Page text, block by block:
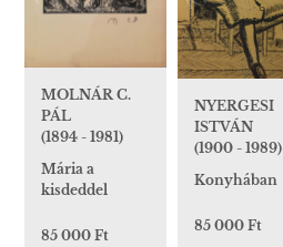
MOLNÁR C.
PÁL
(1894 - 1981)
Mária a
kisdeddel
85 000 Ft
NYERGESI
ISTVÁN
(1900 - 1989)
Konyhában
85 000 Ft